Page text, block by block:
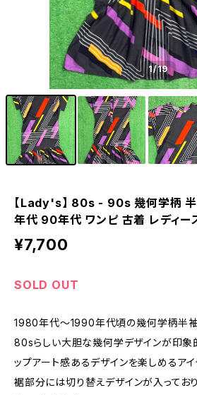
1/19
【Lady's】 80s - 90s 幾何学柄
年代 90年代 ワンピ 古着 レディー
¥7,700
SOLD OUT
1980年代〜1990年代頃の幾何学柄半袖
80sらしい大胆な幾何学デザインが印象
ップアート感あるデザインを楽しめるアイ
裾部分には切り替えデザインが入ってお